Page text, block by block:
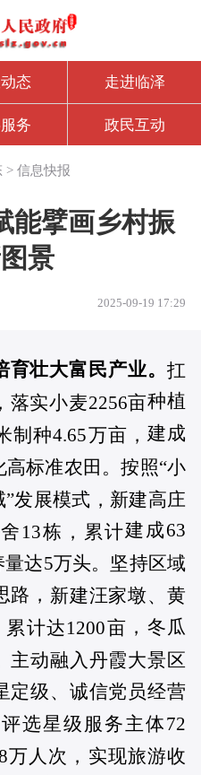
态 走进临泽
务 政民互动
>信息快报
能擘画乡村振
景
2025-09-19 17:29
壮大富民产业。 扛
落实小麦2256亩种植
制种4.65万亩，建成
标准农田。按照“小
发展模式，新建高庄
13栋，累计建成63
达5万头。坚持区域
， 新建汪家墩、黄
计达1200亩 ，冬瓜
主动融入丹霞大景区
定级、诚信党员经营
评选星级服务主体72
万人次，实现旅游收